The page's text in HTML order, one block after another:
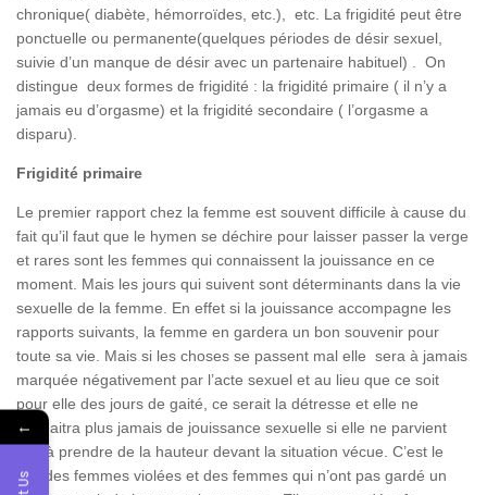
chronique( diabète, hémorroïdes, etc.), etc. La frigidité peut être
ponctuelle ou permanente(quelques périodes de désir sexuel,
suivie d’un manque de désir avec un partenaire habituel) . On
distingue deux formes de frigidité : la frigidité primaire ( il n’y a
jamais eu d’orgasme) et la frigidité secondaire ( l’orgasme a
disparu).
Frigidité primaire
Le premier rapport chez la femme est souvent difficile à cause du
fait qu’il faut que le hymen se déchire pour laisser passer la verge
et rares sont les femmes qui connaissent la jouissance en ce
moment. Mais les jours qui suivent sont déterminants dans la vie
sexuelle de la femme. En effet si la jouissance accompagne les
rapports suivants, la femme en gardera un bon souvenir pour
toute sa vie. Mais si les choses se passent mal elle sera à jamais
marquée négativement par l’acte sexuel et au lieu que ce soit
pour elle des jours de gaité, ce serait la détresse et elle ne
connaitra plus jamais de jouissance sexuelle si elle ne parvient
pas à prendre de la hauteur devant la situation vécue. C’est le
cas des femmes violées et des femmes qui n’ont pas gardé un
←